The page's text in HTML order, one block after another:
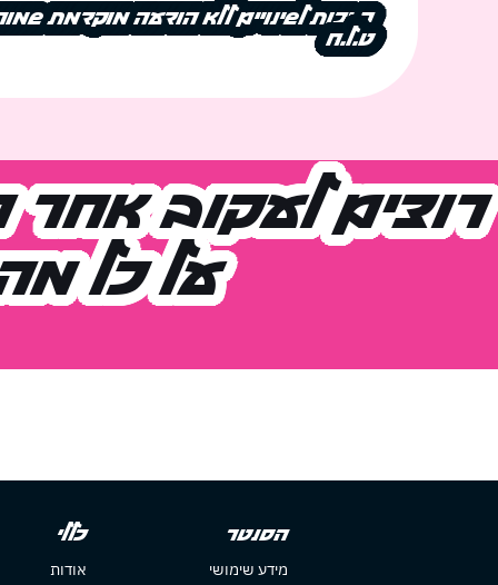
הזכות לשינויים ללא הודעה מוקדמת
ט.ל.ח
הזכות לשינויים ללא הודעה מוקדמת
ט.ל.ח
רוצים לעקוב אחר
על כל
רוצים לעקוב אחר
על כל
הסנטר
מידע שימושי
כללי
אודות